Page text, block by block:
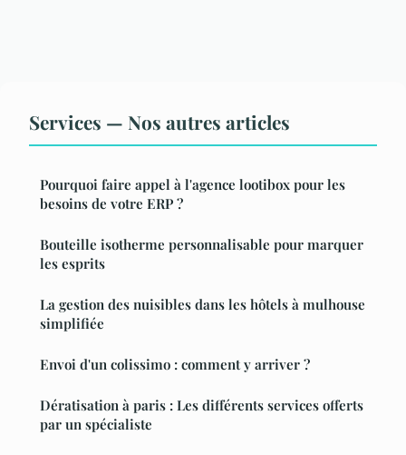
Services — Nos autres articles
Pourquoi faire appel à l'agence lootibox pour les
besoins de votre ERP ?
Bouteille isotherme personnalisable pour marquer
les esprits
La gestion des nuisibles dans les hôtels à mulhouse
simplifiée
Envoi d'un colissimo : comment y arriver ?
Dératisation à paris : Les différents services offerts
par un spécialiste